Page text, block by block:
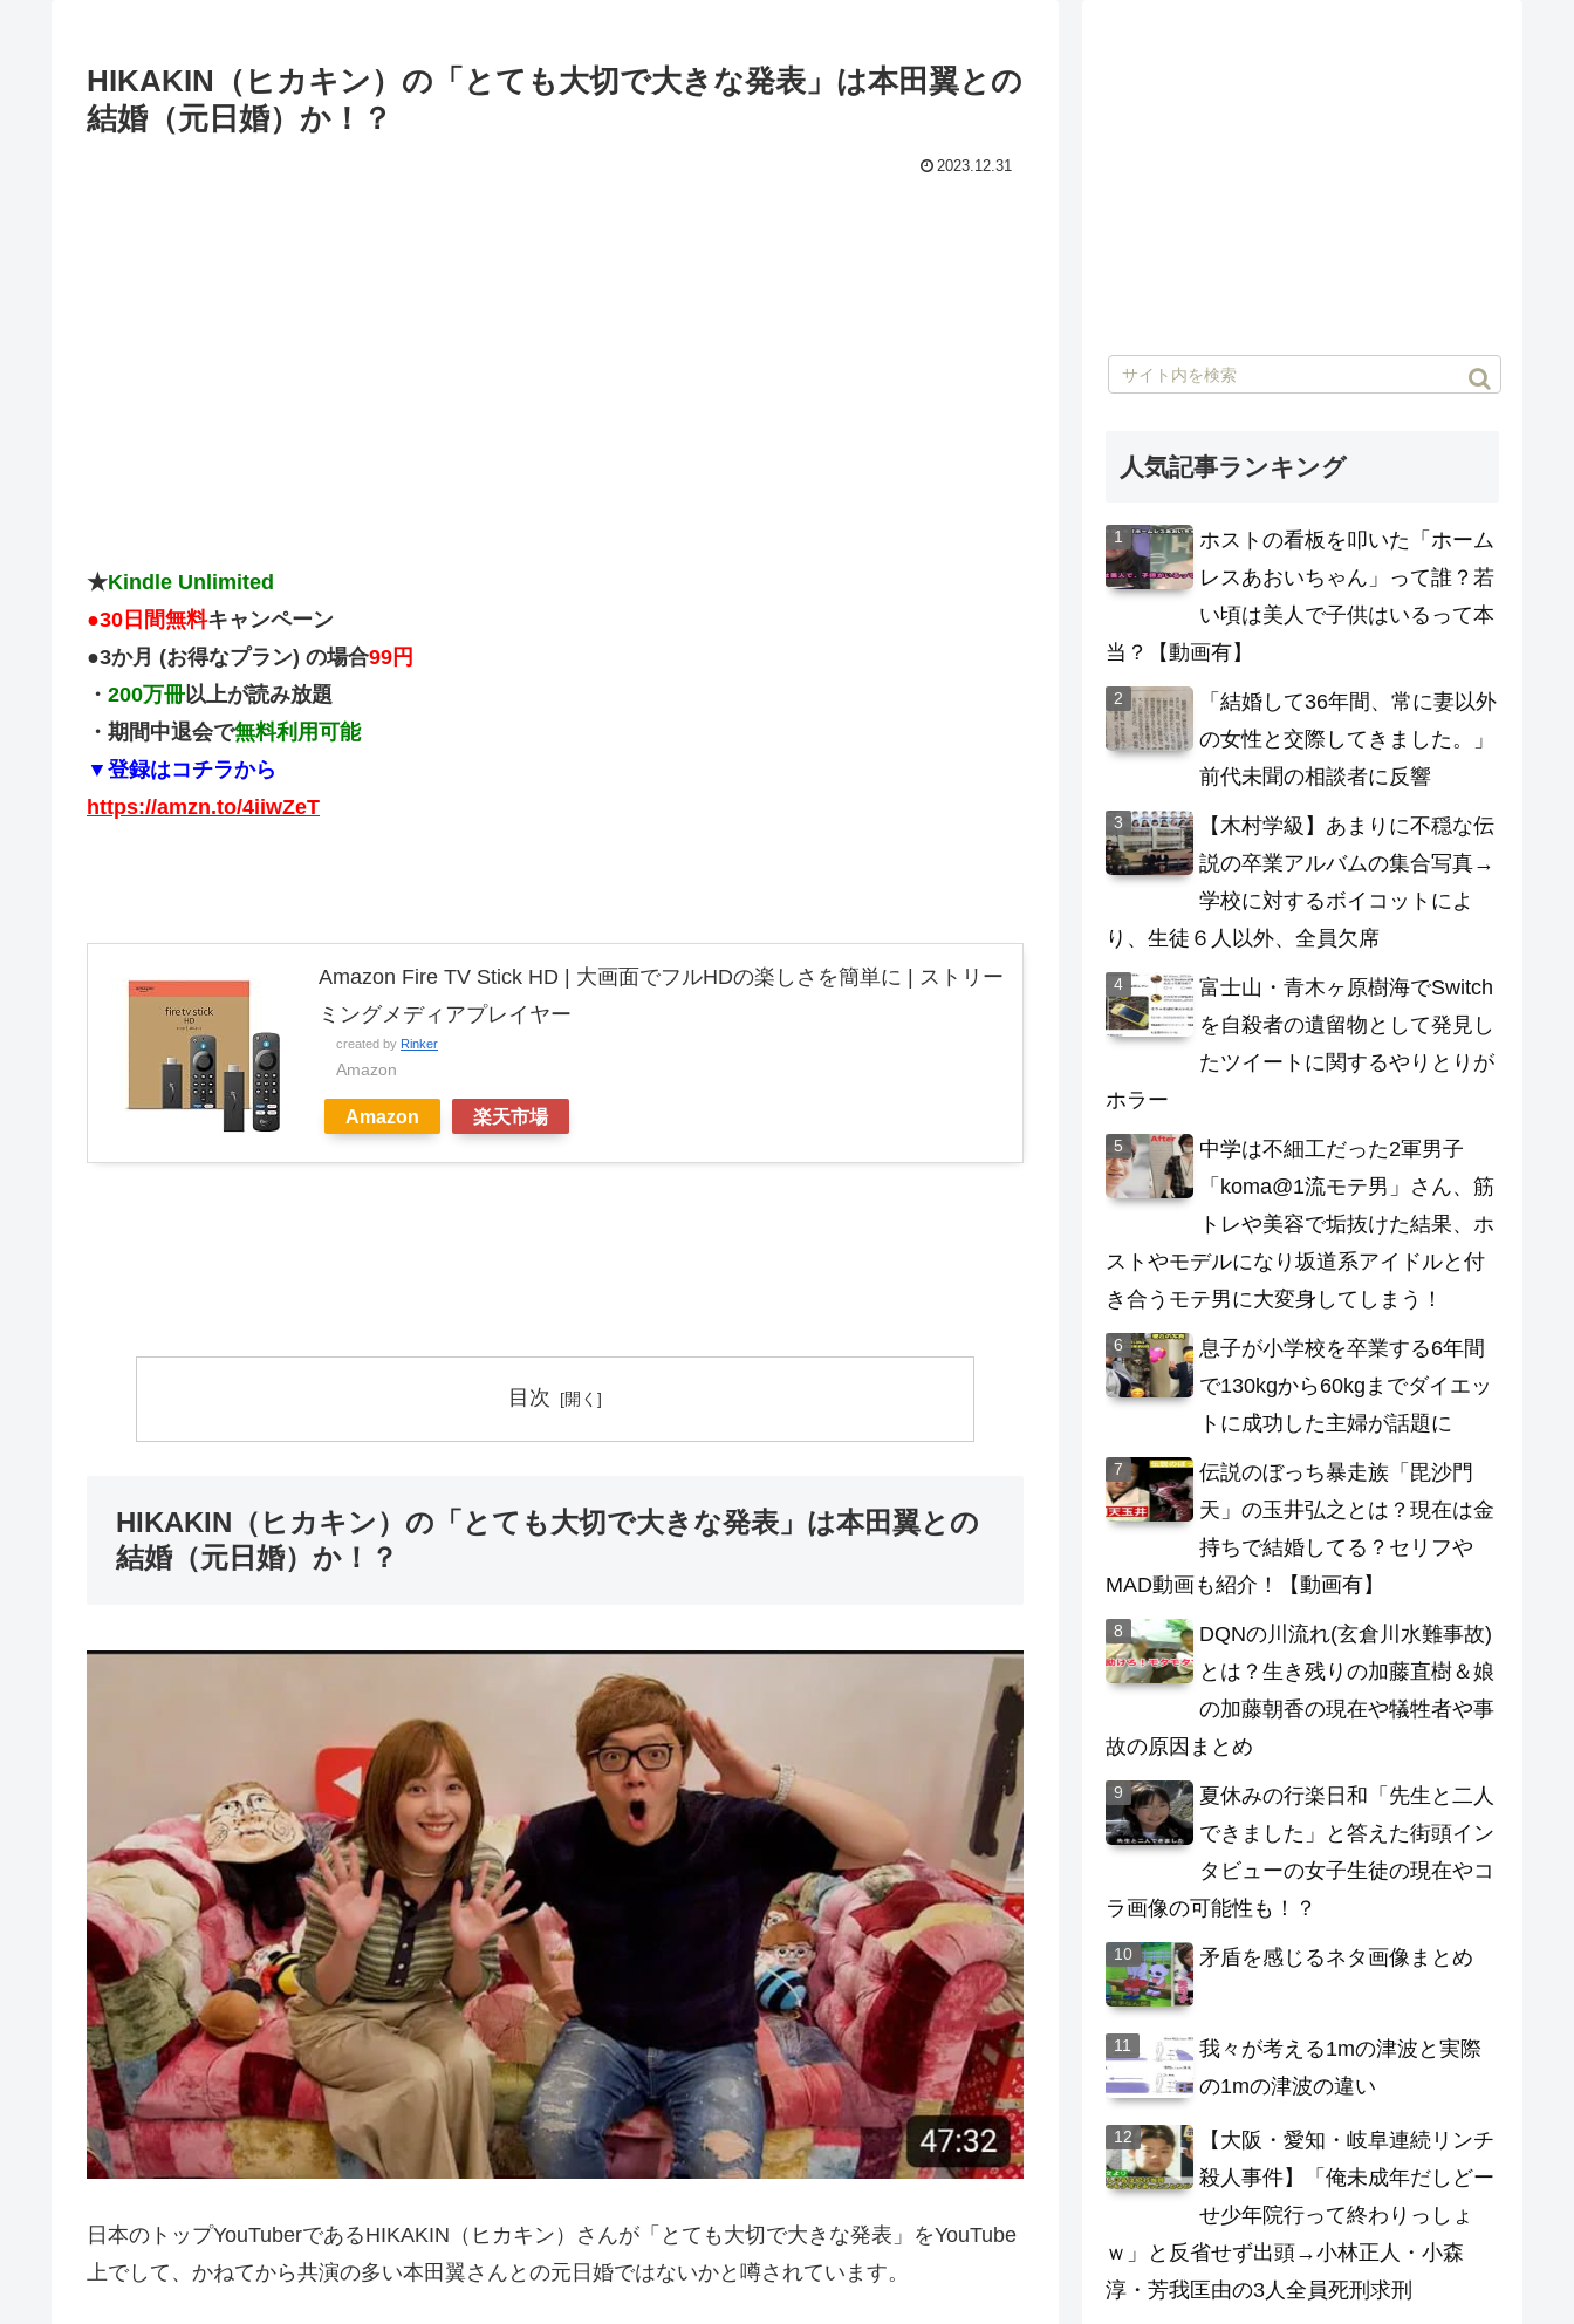
HIKAKIN（ヒカキン）の「とても大切で大きな発表」は本田翼との
結婚（元日婚）か！？
2023.12.31
★Kindle Unlimited
●30日間無料キャンペーン
●3か月 (お得なプラン) の場合99円
・ 200万冊以上が読み放題
・期間中退会で無料利用可能
▼登録はコチラから
https://amzn.to/4iiwZeT
Amazon Fire TV Stick HD | 大画面でフルHDの楽しさを簡単に | ストリー
ミングメディアプレイヤー
created by Rinker
Amazon
Amazon 楽天市場
目次
HIKAKIN（ヒカキン）の「とても大切で大きな発表」は本田翼との
結婚（元日婚）か！？
日本のトップYouTuberであるHIKAKIN（ヒカキン）さんが「とても大切で大きな発表」をYouTube
上でして、かねてから共演の多い本田翼さんとの元日婚ではないかと噂されています。
人気記事ランキング
ホストの看板を叩いた「ホーム
レスあおいちゃん」って誰？若
い頃は美人で子供はいるって本
当？【動画有】
「結婚して36年間、常に妻以外
の女性と交際してきました。」
前代未聞の相談者に反響
【木村学級】あまりに不穏な伝
説の卒業アルバムの集合写真→
学校に対するボイコットによ
り、生徒６人以外、全員欠席
富士山・青木ヶ原樹海でSwitch
を自殺者の遺留物として発見し
たツイートに関するやりとりが
ホラー
中学は不細工だった2軍男子
「koma@1流モテ男」さん、筋
トレや美容で垢抜けた結果、ホ
ストやモデルになり坂道系アイドルと付
き合うモテ男に大変身してしまう！
息子が小学校を卒業する6年間
で130kgから60kgまでダイエッ
トに成功した主婦が話題に
伝説のぼっち暴走族「毘沙門
天」の玉井弘之とは？現在は金
持ちで結婚してる？セリフや
MAD動画も紹介！【動画有】
DQNの川流れ(玄倉川水難事故)
とは？生き残りの加藤直樹＆娘
の加藤朝香の現在や犠牲者や事
故の原因まとめ
夏休みの行楽日和「先生と二人
できました」と答えた街頭イン
タビューの女子生徒の現在やコ
ラ画像の可能性も！？
矛盾を感じるネタ画像まとめ
我々が考える1mの津波と実際
の1mの津波の違い
【大阪・愛知・岐阜連続リンチ
殺人事件】「俺未成年だしどー
せ少年院行って終わりっしょ
ｗ」と反省せず出頭→小林正人・小森
淳・芳我匡由の3人全員死刑求刑